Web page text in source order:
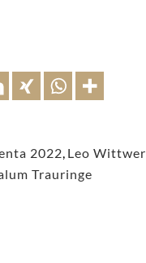
2022, Leo Wittwer
Trauringe